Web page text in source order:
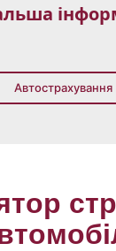
Автострахування